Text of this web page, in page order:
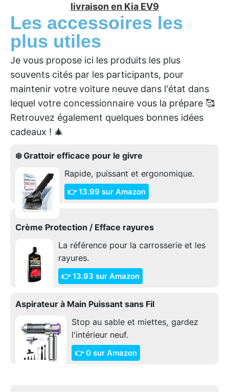
livraison en Kia EV9
Les accessoires les
plus utiles
Je vous propose ici les produits les plus
souvents cités par les participants, pour
maintenir votre voiture neuve dans l'état dans
lequel votre concessionnaire vous la prépare 🥰
Retrouvez également quelques bonnes idées
cadeaux ! 🎄
❄️ Grattoir efficace pour le givre
Rapide, puissant et ergonomique.
👉 13.99 sur Amazon
Crème Protection / Efface rayures
La référence pour la carrosserie et les
rayures.
👉 13.93 sur Amazon
Aspirateur à Main Puissant sans Fil
Stop au sable et miettes, gardez
l'intérieur neuf.
👉 0 sur Amazon